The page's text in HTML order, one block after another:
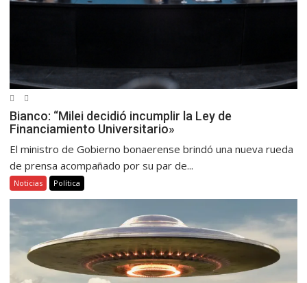
Bianco: “Milei decidió incumplir la Ley de
Financiamiento Universitario»
El ministro de Gobierno bonaerense brindó una nueva rueda
de prensa acompañado por su par de...
Noticias Política